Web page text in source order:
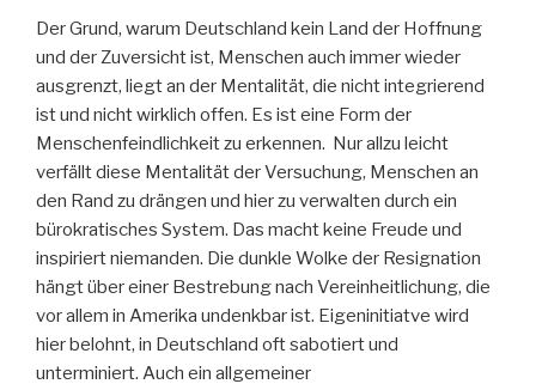
Der Grund, warum Deutschland kein Land der Hoffnung
und der Zuversicht ist, Menschen auch immer wieder
ausgrenzt, liegt an der Mentalität, die nicht integrierend
ist und nicht wirklich offen. Es ist eine Form der
Menschenfeindlichkeit zu erkennen. Nur allzu leicht
verfällt diese Mentalität der Versuchung, Menschen an
den Rand zu drängen und hier zu verwalten durch ein
bürokratisches System. Das macht keine Freude und
inspiriert niemanden. Die dunkle Wolke der Resignation
hängt über einer Bestrebung nach Vereinheitlichung, die
vor allem in Amerika undenkbar ist. Eigeninitiatve wird
hier belohnt, in Deutschland oft sabotiert und
unterminiert. Auch ein allgemeiner